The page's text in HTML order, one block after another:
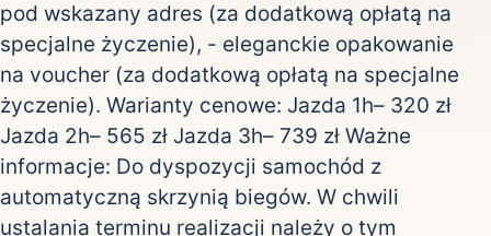
pod wskazany adres (za dodatkową opłatą na
specjalne życzenie), - eleganckie opakowanie
na voucher (za dodatkową opłatą na specjalne
życzenie). Warianty cenowe: Jazda 1h– 320 zł
Jazda 2h– 565 zł Jazda 3h– 739 zł Ważne
informacje: Do dyspozycji samochód z
automatyczną skrzynią biegów. W chwili
ustalania terminu realizacji należy o tym